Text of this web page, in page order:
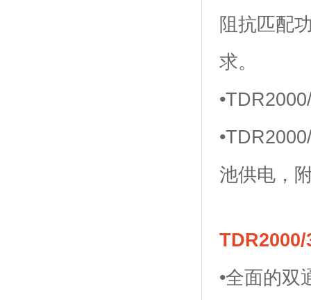
阻抗匹配
求。
池供电，
TDR2000/
•全面的双